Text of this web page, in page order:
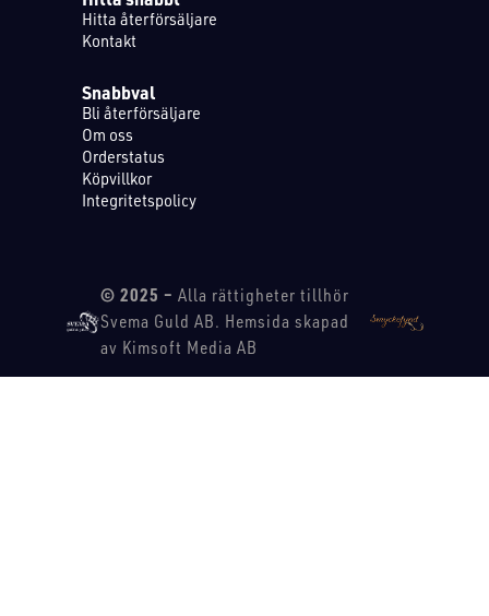
Hitta återförsäljare
Kontakt
Snabbval
Bli återförsäljare
Om oss
Orderstatus
Köpvillkor
Integritetspolicy
© 2025 – Alla rättigheter tillhör
Svema Guld AB. Hemsida skapad
av Kimsoft Media AB